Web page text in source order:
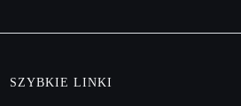
SZYBKIE LINKI